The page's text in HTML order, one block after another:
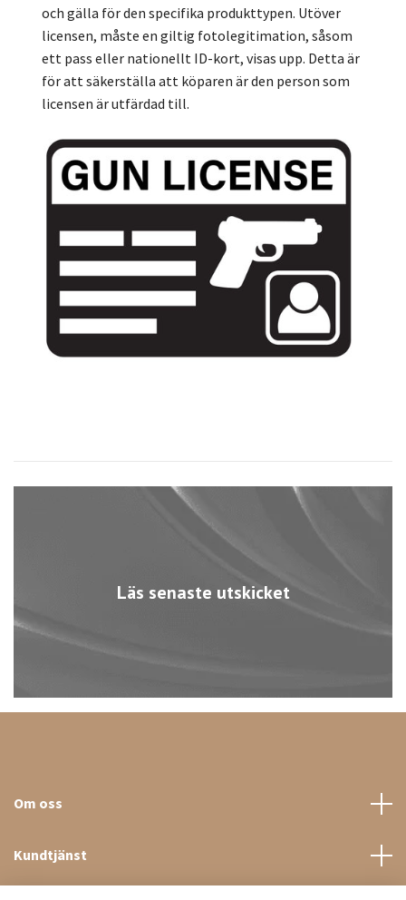
Läs senaste utskicket
och gälla för den specifika produkttypen. Utöver
licensen, måste en giltig fotolegitimation, såsom
ett pass eller nationellt ID-kort, visas upp. Detta är
för att säkerställa att köparen är den person som
licensen är utfärdad till.
Om oss
Kundtjänst